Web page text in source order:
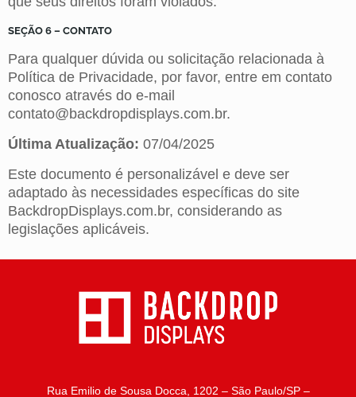
SEÇÃO 6 – CONTATO
Para qualquer dúvida ou solicitação relacionada à
Política de Privacidade, por favor, entre em contato
conosco através do e-mail
contato@backdropdisplays.com.br.
Última Atualização: 07/04/2025
Este documento é personalizável e deve ser
adaptado às necessidades específicas do site
BackdropDisplays.com.br, considerando as
legislações aplicáveis.
Rua Emilio de Sousa Docca, 1202 – São Paulo/SP –